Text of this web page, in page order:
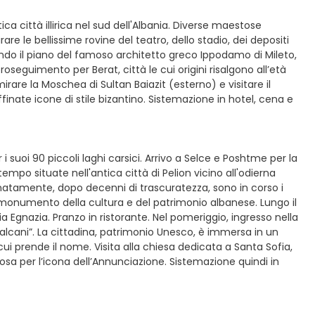
città illirica nel sud dell'Albania. Diverse maestose
le bellissime rovine del teatro, dello stadio, dei depositi
il piano del famoso architetto greco Ippodamo di Mileto,
per Berat, città le cui origini risalgono all’età
la Moschea di Sultan Baiazit (esterno) e visitare il
icone di stile bizantino. Sistemazione in hotel, cena e
90 piccoli laghi carsici. Arrivo a Selce e Poshtme per la
situate nell'antica città di Pelion vicino all'odierna
dopo decenni di trascuratezza, sono in corso i
della cultura e del patrimonio albanese. Lungo il
Pranzo in ristorante. Nel pomeriggio, ingresso nella
La cittadina, patrimonio Unesco, è immersa in un
prende il nome. Visita alla chiesa dedicata a Santa Sofia,
per l’icona dell’Annunciazione. Sistemazione quindi in